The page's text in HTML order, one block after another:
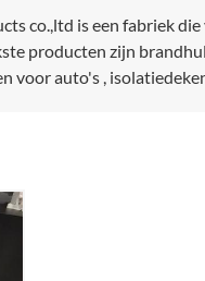
co.,ltd is een fabriek
producten zijn
voor auto's ,